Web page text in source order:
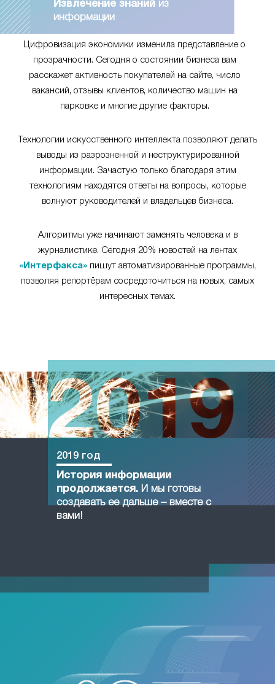
Извлечение знаний из
информации
Цифровизация экономики изменила представление о
прозрачности. Сегодня о состоянии бизнеса вам
расскажет активность покупателей на сайте, число
вакансий, отзывы клиентов, количество машин на
парковке и многие другие факторы.
Технологии искусственного интеллекта позволяют делать
выводы из разрозненной и неструктурированной
информации. Зачастую только благодаря этим
технологиям находятся ответы на вопросы, которые
волнуют руководителей и владельцев бизнеса.
Алгоритмы уже начинают заменять человека и в
журналистике. Сегодня 20% новостей на лентах
«Интерфакса» пишут автоматизированные программы,
позволяя репортёрам сосредоточиться на новых, самых
интересных темах.
2019 год
История информации
продолжается. И мы готовы
создавать ее дальше – вместе с
вами!